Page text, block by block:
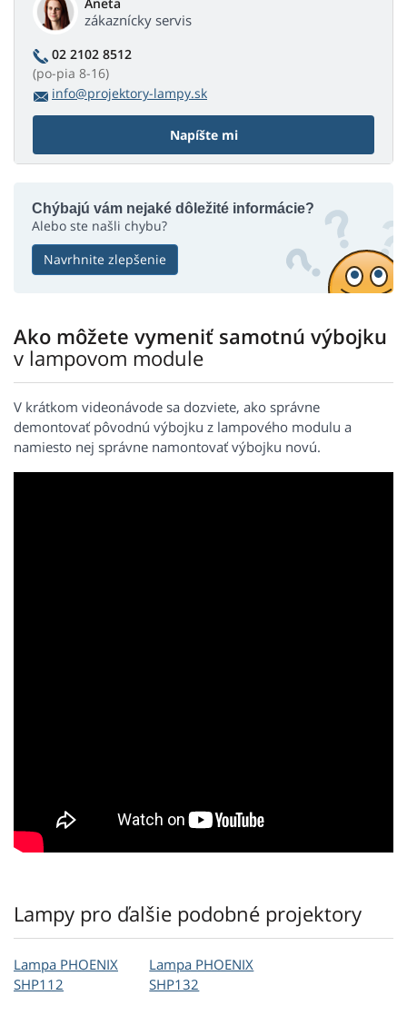
zákaznícky servis
02 2102 8512
(po-pia 8-16)
info@projektory-lampy.sk
Napíšte mi
Chýbajú vám nejaké dôležité informácie?
Alebo ste našli chybu?
Navrhnite zlepšenie
Ako môžete vymeniť samotnú výbojku
v lampovom module
V krátkom videonávode sa dozviete, ako správne
demontovať pôvodnú výbojku z lampového modulu a
namiesto nej správne namontovať výbojku novú.
Lampy pro ďalšie podobné projektory
Lampa PHOENIX
SHP112
Lampa PHOENIX
SHP132